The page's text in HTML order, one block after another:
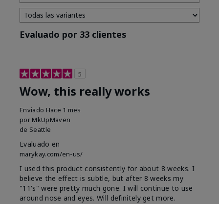
Evaluado por 33 clientes
5
Wow, this really works
Enviado Hace 1 mes
por MkUpMaven
de Seattle
Evaluado en
marykay.com/en-us/
I used this product consistently for about 8 weeks. I
believe the effect is subtle, but after 8 weeks my
"11's" were pretty much gone. I will continue to use
around nose and eyes. Will definitely get more.